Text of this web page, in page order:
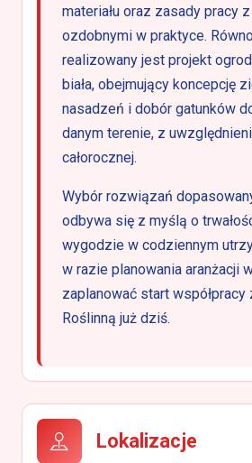
materiału oraz zasady pracy
ozdobnymi w praktyce.
realizowany jest projekt
biała, obejmujący koncepcję
nasadzeń i dobór gatunków
danym terenie, z
całorocznej.
Wybór rozwiązań
odbywa się z myślą o
wygodzie w codziennym
w razie planowania aranżacji
zaplanować start współpracy
Roślinną już dziś.
Lokalizacje